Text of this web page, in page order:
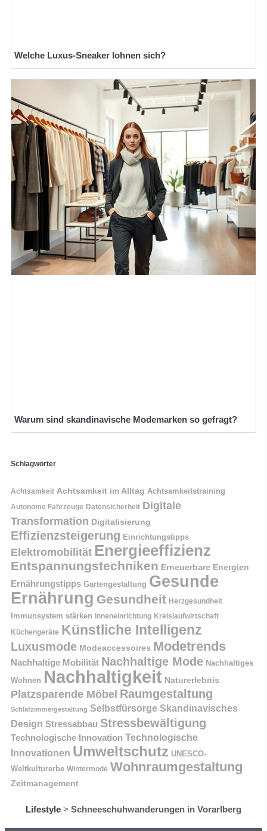
Welche Luxus-Sneaker lohnen sich?
Warum sind skandinavische Modemarken so gefragt?
Schlagwörter
Achtsamkeit Achtsamkeit im Alltag Achtsamkeitstraining
Autonome Fahrzeuge Datensicherheit Digitale
Transformation Digitalisierung
Effizienzsteigerung Einrichtungstipps
Elektromobilität Energieeffizienz
Entspannungstechniken Erneuerbare Energien
Ernährungstipps Gartengestaltung Gesunde
Ernährung Gesundheit Herzgesundheit
Immunsystem stärken Inneneinrichtung Kreislaufwirtschaft
Küchengeräte Künstliche Intelligenz
Luxusmode Modeaccessoires Modetrends
Nachhaltige Mobilität Nachhaltige Mode Nachhaltiges
Wohnen Nachhaltigkeit Naturerlebnis
Platzsparende Möbel Raumgestaltung
Schlafzimmergestaltung Selbstfürsorge Skandinavisches
Design Stressabbau Stressbewältigung
Technologische Innovation Technologische
Innovationen Umweltschutz UNESCO-
Weltkulturerbe Wintermode Wohnraumgestaltung
Zeitmanagement
Lifestyle > Schneeschuhwanderungen in Vorarlberg